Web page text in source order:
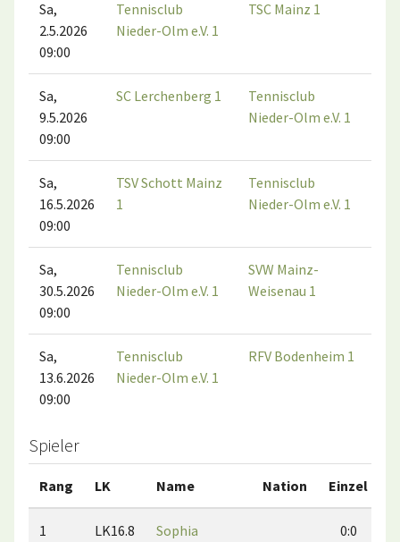
Sa,
2.5.2026
09:00
Tennisclub
Nieder-Olm e.V. 1
TSC Mainz 1
Sa,
9.5.2026
09:00
SC Lerchenberg 1
Tennisclub
Nieder-Olm e.V. 1
Sa,
16.5.2026
09:00
TSV Schott Mainz
1
Tennisclub
Nieder-Olm e.V. 1
Sa,
30.5.2026
09:00
Tennisclub
Nieder-Olm e.V. 1
SVW Mainz-
Weisenau 1
Sa,
13.6.2026
09:00
Tennisclub
Nieder-Olm e.V. 1
RFV Bodenheim 1
Spieler
Rang LK Name Nation Einzel
1 LK16.8
Sophia
0:0